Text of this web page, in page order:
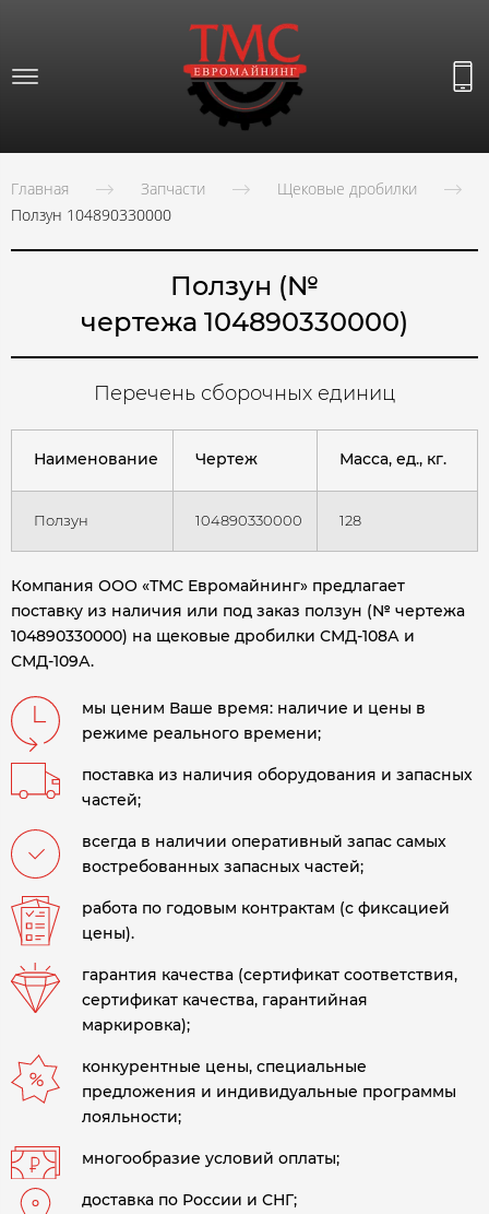
Главная Запчасти
Щековые дробилки
Ползун 104890330000
Ползун (№
чертежа 104890330000)
Перечень сборочных единиц
Наименование Чертеж Масса, ед., кг.
Ползун 104890330000 128
Компания ООО «ТМС Евромайнинг» предлагает
поставку из наличия или под заказ ползун (№ чертежа
104890330000) на щековые дробилки СМД-108А и
СМД-109А.
мы ценим Ваше время: наличие и цены в
режиме реального времени;
поставка из наличия оборудования и запасных
частей;
всегда в наличии оперативный запас самых
востребованных запасных частей;
работа по годовым контрактам (с фиксацией
цены).
гарантия качества (сертификат соответствия,
сертификат качества, гарантийная
маркировка);
конкурентные цены, специальные
предложения и индивидуальные программы
лояльности;
многообразие условий оплаты;
доставка по России и СНГ;